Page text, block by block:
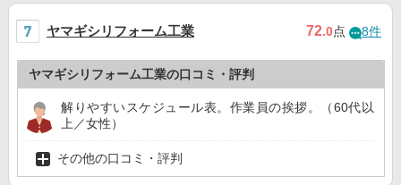
ヤマギシリフォーム工業 72.0点 8件
ヤマギシリフォーム工業の口コミ・評判
解りやすいスケジュール表。作業員の挨拶。（60代以
上／女性）
その他の口コミ・評判